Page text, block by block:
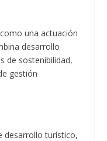
una actuación
desarrollo
de sostenibilidad,
gestión
desarrollo turístico,